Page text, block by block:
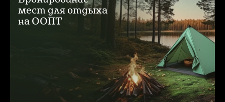
мест для отдыха
на ООПТ